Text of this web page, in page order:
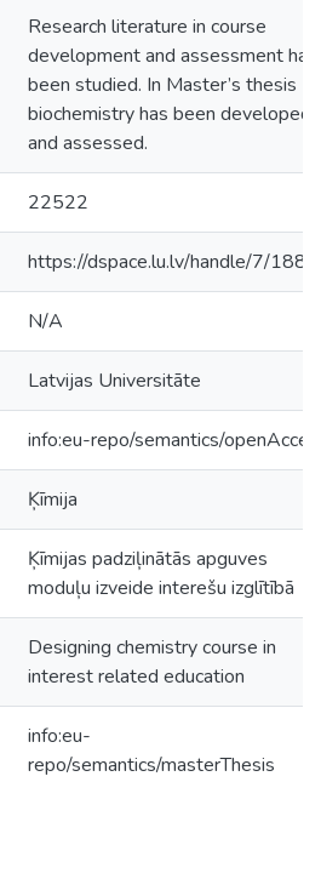
Research literature in course
development and assessment has
been studied. In Master’s thesis
biochemistry has been developed
and assessed.
22522
https://dspace.lu.lv/handle/7/
N/A
Latvijas Universitāte
info:eu-repo/semantics/
Ķīmija
Ķīmijas padziļinātās apguves
moduļu izveide interešu izglītībā
Designing chemistry course in
interest related education
info:eu-
repo/semantics/masterThesis